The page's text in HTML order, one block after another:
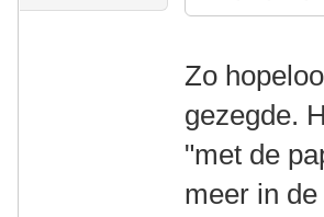
Zo
gezegde.
"met de
meer in